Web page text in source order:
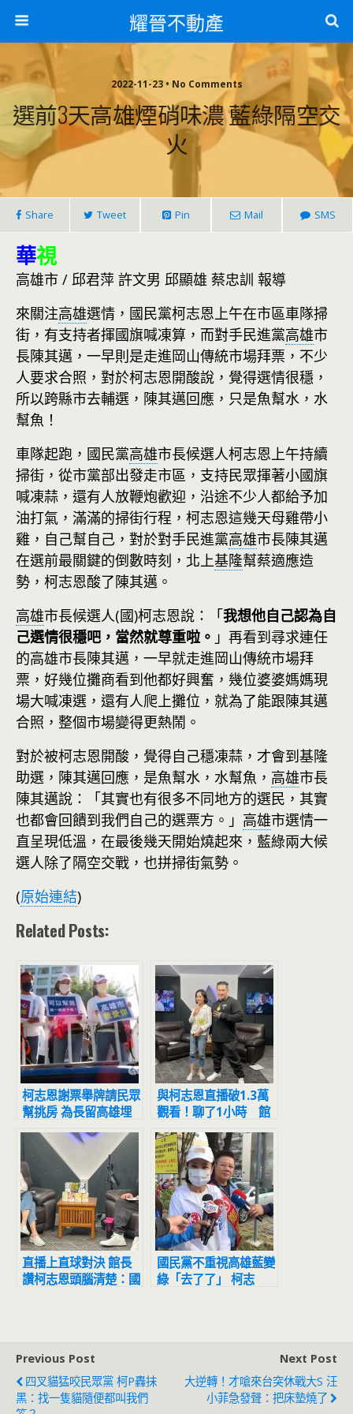
耀晉不動產
2022-11-23 • No Comments
選前3天高雄煙硝味濃 藍綠隔空交
火
Share Tweet Pin Mail SMS
華視
高雄市 / 邱君萍 許文男 邱顯雄 蔡忠訓 報導
來關注高雄選情，國民黨柯志恩上午在市區車隊掃
街，有支持者揮國旗喊凍算，而對手民進黨高雄市
長陳其邁，一早則是走進岡山傳統市場拜票，不少
人要求合照，對於柯志恩開酸說，覺得選情很穩，
所以跨縣市去輔選，陳其邁回應，只是魚幫水，水
幫魚！
車隊起跑，國民黨高雄市長候選人柯志恩上午持續
掃街，從市黨部出發走市區，支持民眾揮著小國旗
喊凍蒜，還有人放鞭炮歡迎，沿途不少人都給予加
油打氣，滿滿的掃街行程，柯志恩這幾天母雞帶小
雞，自己幫自己，對於對手民進黨高雄市長陳其邁
在選前最關鍵的倒數時刻，北上基隆幫蔡適應造
勢，柯志恩酸了陳其邁。
高雄市長候選人(國)柯志恩說：「我想他自己認為自
己選情很穩吧，當然就尊重啦。 」再看到尋求連任
的高雄市長陳其邁，一早就走進岡山傳統市場拜
票，好幾位攤商看到他都好興奮，幾位婆婆媽媽現
場大喊凍選，還有人爬上攤位，就為了能跟陳其邁
合照，整個市場變得更熱鬧。
對於被柯志恩開酸，覺得自己穩凍蒜，才會到基隆
助選，陳其邁回應，是魚幫水，水幫魚， 高雄市長
陳其邁說：「其實也有很多不同地方的選民，其實
也都會回饋到我們自己的選票方。」 高雄市選情一
直呈現低溫，在最後幾天開始燒起來，藍綠兩大候
選人除了隔空交戰，也拼掃街氣勢。
(原始連結)
Related Posts:
柯志恩謝票舉牌請民眾
幫挑房 為長留高雄埋
伏筆
與柯志恩直播破1.3萬
觀看！聊了1小時 館
長：國民黨少數頭腦清
楚的人才
直播上直球對決 館長
讚柯志恩頭腦清楚：國
國民黨不重視高雄藍變
綠「去了了」 柯志
Previous Post
四叉貓猛咬民眾黨 柯P轟抹
黑：找一隻貓隨便都叫我們
Next Post
大逆轉！才嗆來台突休戰大S 汪
小菲急發聲：把床墊燒了